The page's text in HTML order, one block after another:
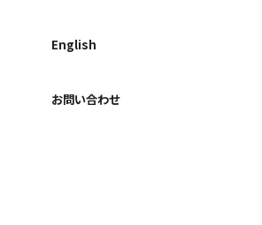
English
お問い合わせ